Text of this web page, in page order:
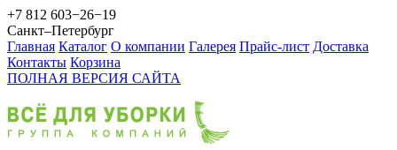
+7 812 603−26−19
Санкт–Петербург
Главная Каталог О компании Галерея Прайс-лист Доставка
Контакты Корзина
ПОЛНАЯ ВЕРСИЯ САЙТА